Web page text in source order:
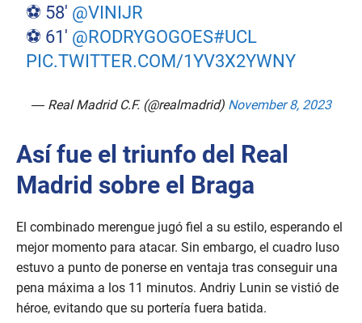
⚽ 58' @VINIJR
⚽ 61' @RODRYGOGOES#UCL
PIC.TWITTER.COM/1YV3X2YWNY
— Real Madrid C.F. (@realmadrid) November 8, 2023
Así fue el triunfo del Real
Madrid sobre el Braga
El combinado merengue jugó fiel a su estilo, esperando el
mejor momento para atacar. Sin embargo, el cuadro luso
estuvo a punto de ponerse en ventaja tras conseguir una
pena máxima a los 11 minutos. Andriy Lunin se vistió de
héroe, evitando que su portería fuera batida.